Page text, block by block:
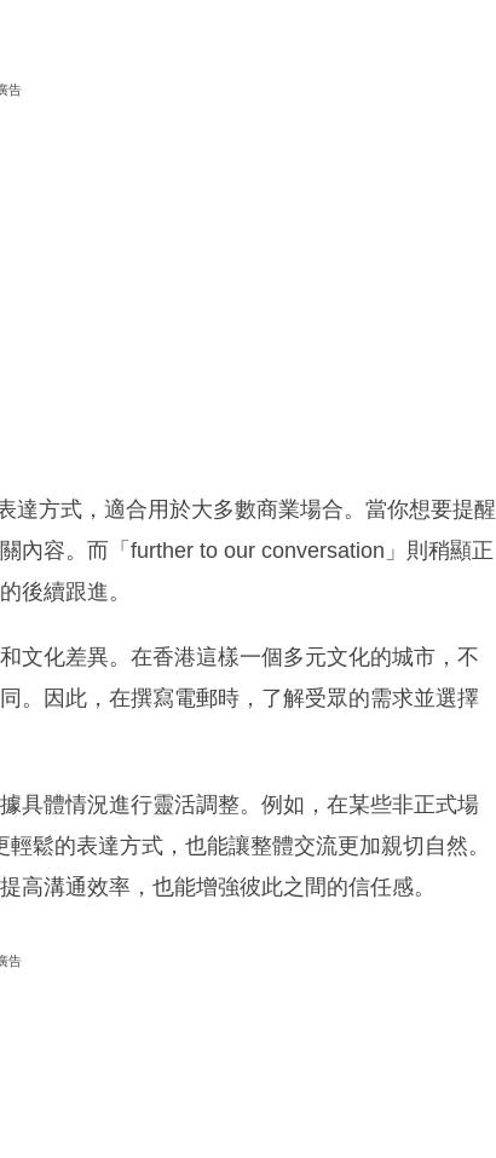
告
達方式，適合用於大多數商業場合。當你想要提醒
內容。而「further to our conversation」則稍顯正
後續跟進。
文化差異。在香港這樣一個多元文化的城市，不
。因此，在撰寫電郵時，了解受眾的需求並選擇
具體情況進行靈活調整。例如，在某些非正式場
鬆的表達方式，也能讓整體交流更加親切自然。
高溝通效率，也能增強彼此之間的信任感。
告